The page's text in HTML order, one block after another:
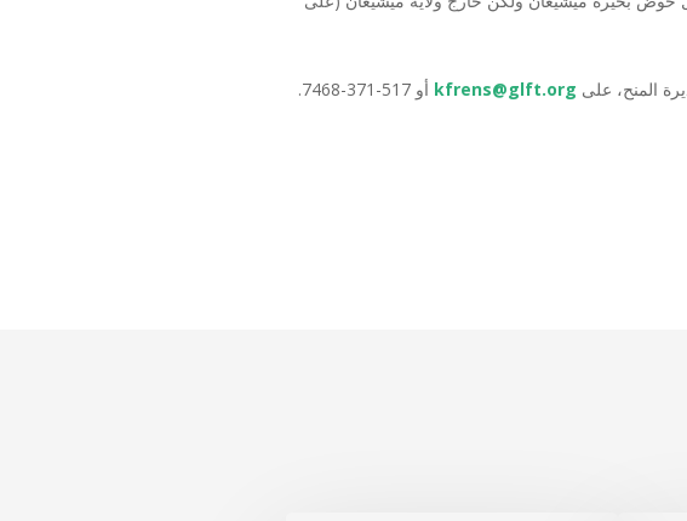
المنح، على kfrens@glft.org أو 517-371-7468.